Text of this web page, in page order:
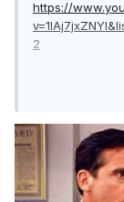
https://
2